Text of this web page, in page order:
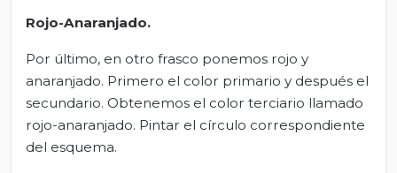
Rojo-Anaranjado.
Por último, en otro frasco ponemos rojo y
anaranjado. Primero el color primario y después el
secundario. Obtenemos el color terciario llamado
rojo-anaranjado. Pintar el círculo correspondiente
del esquema.